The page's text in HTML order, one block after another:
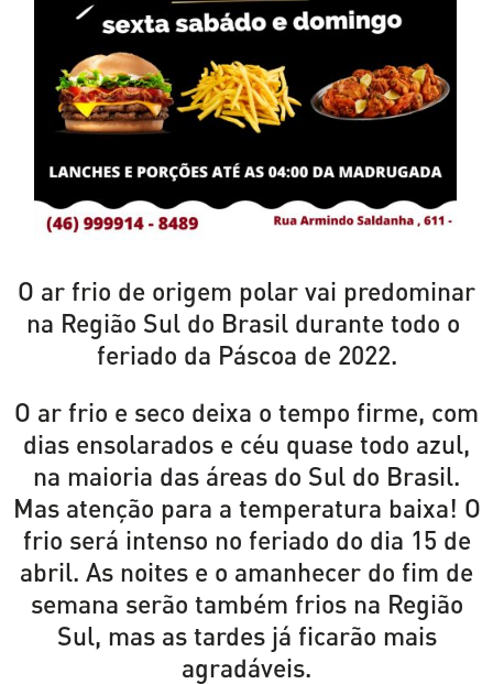
O ar frio de origem polar vai predominar
na Região Sul do Brasil durante todo o
feriado da Páscoa de 2022.
O ar frio e seco deixa o tempo firme, com
dias ensolarados e céu quase todo azul,
na maioria das áreas do Sul do Brasil.
Mas atenção para a temperatura baixa! O
frio será intenso no feriado do dia 15 de
abril. As noites e o amanhecer do fim de
semana serão também frios na Região
Sul, mas as tardes já ficarão mais
agradáveis.